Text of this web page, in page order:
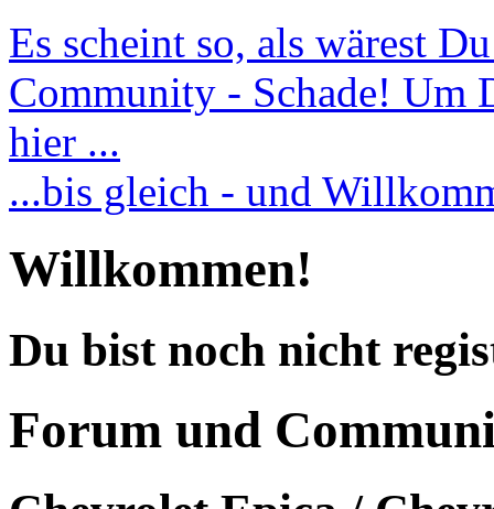
Es scheint so, als wärest
Community - Schade! Um
hier ...
...bis gleich - und
Willkommen!
Du bist noch nicht
Forum und